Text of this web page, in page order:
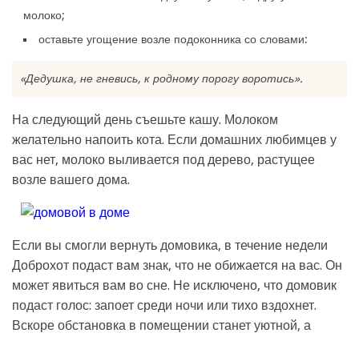
молоко;
оставьте угощение возле подоконника со словами:
«Дедушка, не гневись, к родному порогу воротись».
На следующий день съешьте кашу. Молоком
желательно напоить кота. Если домашних любимцев у
вас нет, молоко выливается под дерево, растущее
возле вашего дома.
Если вы смогли вернуть домовика, в течение недели
Доброхот подаст вам знак, что не обижается на вас. Он
может явиться вам во сне. Не исключено, что домовик
подаст голос: запоет среди ночи или тихо вздохнет.
Вскоре обстановка в помещении станет уютной, а